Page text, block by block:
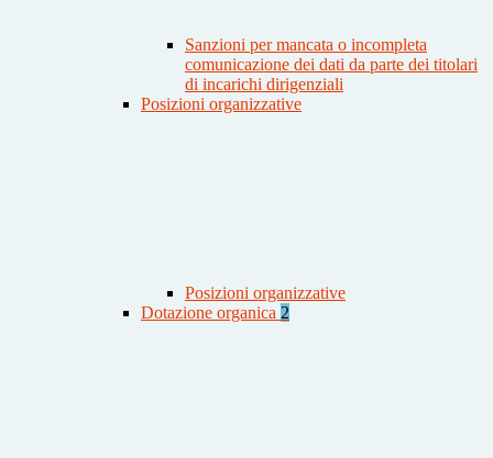
Sanzioni per mancata o incompleta
comunicazione dei dati da parte dei titolari
di incarichi dirigenziali
Posizioni organizzative
Posizioni organizzative
Dotazione organica 2